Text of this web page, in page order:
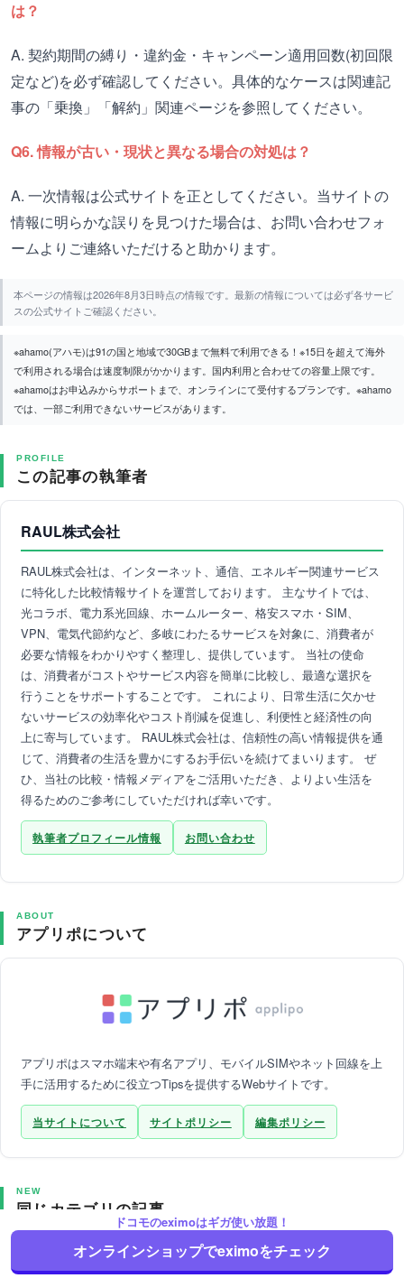
は？
A. 契約期間の縛り・違約金・キャンペーン適用回数(初回限
定など)を必ず確認してください。具体的なケースは関連記
事の「乗換」「解約」関連ページを参照してください。
Q6. 情報が古い・現状と異なる場合の対処は？
A. 一次情報は公式サイトを正としてください。当サイトの
情報に明らかな誤りを見つけた場合は、お問い合わせフォ
ームよりご連絡いただけると助かります。
本ページの情報は2026年8月3日時点の情報です。最新の情報については必ず各サービ
スの公式サイトご確認ください。
※ahamo(アハモ)は91の国と地域で30GBまで無料で利用できる！※15日を超えて海外
で利用される場合は速度制限がかかります。国内利用と合わせての容量上限です。
※ahamoはお申込みからサポートまで、オンラインにて受付するプランです。※ahamo
では、一部ご利用できないサービスがあります。
PROFILE
この記事の執筆者
RAUL株式会社
RAUL株式会社は、インターネット、通信、エネルギー関連サービス
に特化した比較情報サイトを運営しております。 主なサイトでは、
光コラボ、電力系光回線、ホームルーター、格安スマホ・SIM、
VPN、電気代節約など、多岐にわたるサービスを対象に、消費者が
必要な情報をわかりやすく整理し、提供しています。 当社の使命
は、消費者がコストやサービス内容を簡単に比較し、最適な選択を
行うことをサポートすることです。 これにより、日常生活に欠かせ
ないサービスの効率化やコスト削減を促進し、利便性と経済性の向
上に寄与しています。 RAUL株式会社は、信頼性の高い情報提供を通
じて、消費者の生活を豊かにするお手伝いを続けてまいります。 ぜ
ひ、当社の比較・情報メディアをご活用いただき、よりよい生活を
得るためのご参考にしていただければ幸いです。
執筆者プロフィール情報 お問い合わせ
ABOUT
アプリポについて
アプリポはスマホ端末や有名アプリ、モバイルSIMやネット回線を上
手に活用するために役立つTipsを提供するWebサイトです。
当サイトについて サイトポリシー 編集ポリシー
NEW
同じカテゴリの記事
eximo(エクシモ)で1ギガや3ギガ
を超えたらどうなる？足りない場
ドコモのeximoはギガ使い放題！
オンラインショップでeximoをチェック